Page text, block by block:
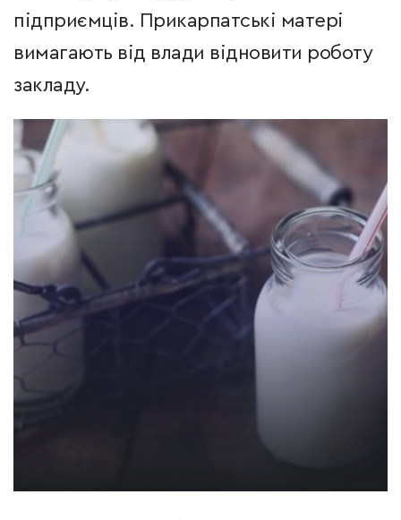
підприємців. Прикарпатські матері
вимагають від влади відновити роботу
закладу.